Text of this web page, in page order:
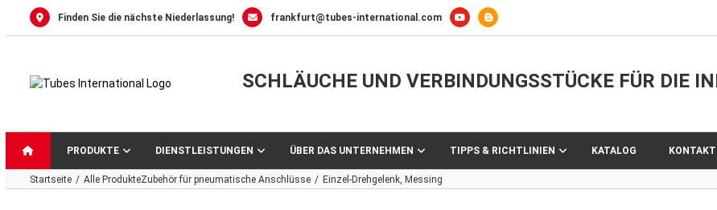
Finden Sie die nächste Niederlassung! frankfurt@tubes-international.com
SCHLÄUCHE UND VERBINDUNGSSTÜCKE FÜR DIE
PRODUKTE DIENSTLEISTUNGEN ÜBER DAS UNTERNEHMEN TIPPS & RICHTLINIEN KATALOG
Startseite Alle ProdukteZubehör für pneumatische Anschlüsse Einzel-Drehgelenk, Messing